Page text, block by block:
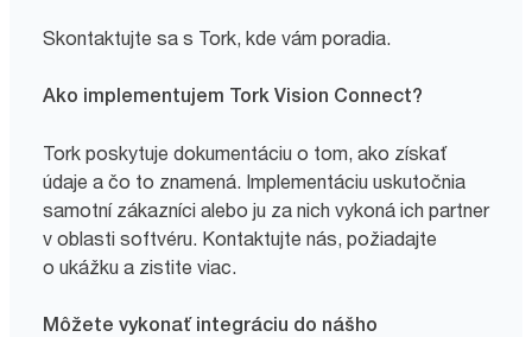
Skontaktujte sa s Tork, kde vám poradia.
Ako implementujem Tork Vision Connect?
Tork poskytuje dokumentáciu o tom, ako získať
údaje a čo to znamená. Implementáciu uskutočnia
samotní zákazníci alebo ju za nich vykoná ich partner
v oblasti softvéru. Kontaktujte nás, požiadajte
o ukážku a zistite viac.
Môžete vykonať integráciu do nášho